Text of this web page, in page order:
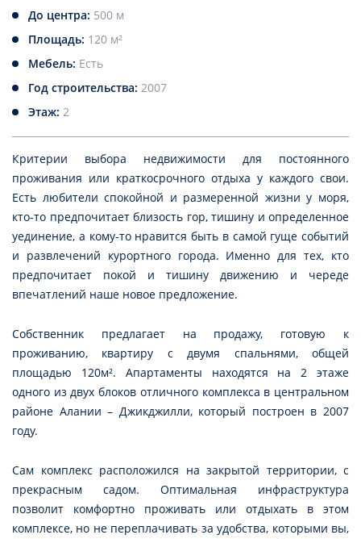
До центра: 500 м
Площадь: 120 м²
Мебель: Есть
Год строительства: 2007
Этаж: 2
Критерии выбора недвижимости для постоянного
проживания или краткосрочного отдыха у каждого свои.
Есть любители спокойной и размеренной жизни у моря,
кто-то предпочитает близость гор, тишину и определенное
уединение, а кому-то нравится быть в самой гуще событий
и развлечений курортного города. Именно для тех, кто
предпочитает покой и тишину движению и череде
впечатлений наше новое предложение.
Собственник предлагает на продажу, готовую к
проживанию, квартиру с двумя спальнями, общей
площадью 120м². Апартаменты находятся на 2 этаже
одного из двух блоков отличного комплекса в центральном
районе Алании – Джикджилли, который построен в 2007
году.
Сам комплекс расположился на закрытой территории, с
прекрасным садом. Оптимальная инфраструктура
позволит комфортно проживать или отдыхать в этом
комплексе, но не переплачивать за удобства, которыми вы,